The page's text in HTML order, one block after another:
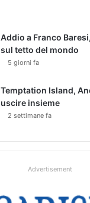
Addio a Franco
sul tetto del mondo
5 giorni fa
Temptation Island,
uscire insieme
2 settimane fa
Advertisement